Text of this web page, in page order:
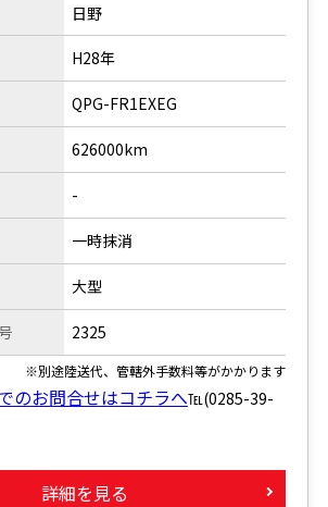
日野
H28年
QPG-FR1EXEG
626000km
-
一時抹消
大型
2325
※別途陸送代、管轄外手数料等がかかります
のお問合せはコチラへ℡(0285-39-
詳細を見る